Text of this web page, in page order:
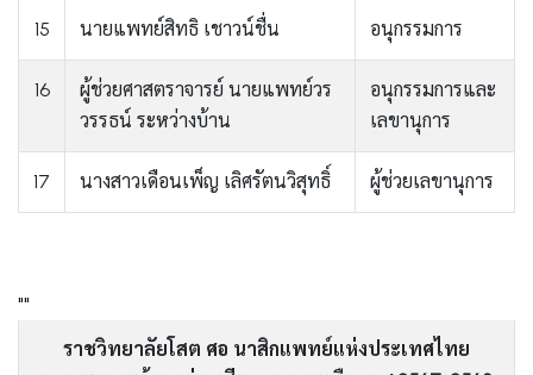
15 นายแพทย์สิทธิ เชาวน์ชื่น อนุกรรมการ
16
ผู้ช่วยศาสตราจารย์ นายแพทย์วร
วรรธน์ ระหว่างบ้าน
อนุกรรมการและ
เลขานุการ
17 นางสาวเดือนเพ็ญ เลิศรัตนวิสุทธิ์ ผู้ช่วยเลขานุการ
""
ราชวิทยาลัยโสต ศอ นาสิกแพทย์แห่งประเทศไทย